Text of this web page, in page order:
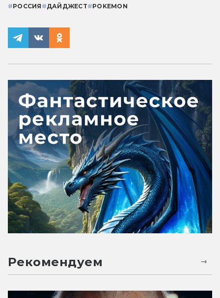
#РОССИЯ #ДАЙДЖЕСТ#POKEMON
Рекомендуем